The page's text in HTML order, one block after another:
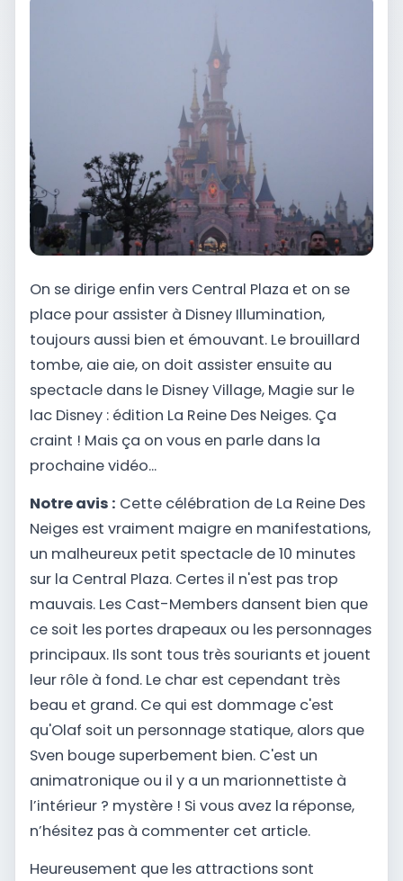
On se dirige enfin vers Central Plaza et on se
place pour assister à Disney Illumination,
toujours aussi bien et émouvant. Le brouillard
tombe, aie aie, on doit assister ensuite au
spectacle dans le Disney Village, Magie sur le
lac Disney : édition La Reine Des Neiges. Ça
craint ! Mais ça on vous en parle dans la
prochaine vidéo...
Notre avis : Cette célébration de La Reine Des
Neiges est vraiment maigre en manifestations,
un malheureux petit spectacle de 10 minutes
sur la Central Plaza. Certes il n'est pas trop
mauvais. Les Cast-Members dansent bien que
ce soit les portes drapeaux ou les personnages
principaux. Ils sont tous très souriants et jouent
leur rôle à fond. Le char est cependant très
beau et grand. Ce qui est dommage c'est
qu'Olaf soit un personnage statique, alors que
Sven bouge superbement bien. C'est un
animatronique ou il y a un marionnettiste à
l’intérieur ? mystère ! Si vous avez la réponse,
n’hésitez pas à commenter cet article.
Heureusement que les attractions sont